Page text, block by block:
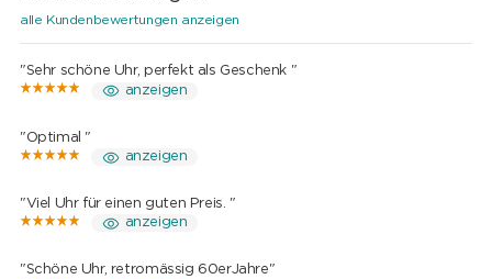
alle Kundenbewertungen anzeigen
"Sehr schöne Uhr, perfekt als Geschenk "
anzeigen
"Optimal "
anzeigen
"Viel Uhr für einen guten Preis. "
anzeigen
"Schöne Uhr, retromässig 60erJahre"